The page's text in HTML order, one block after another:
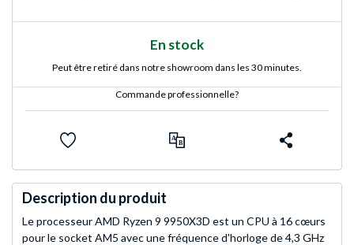
En stock
Peut être retiré dans notre showroom dans les 30 minutes.
Commande professionnelle?
Description du produit
Le processeur AMD Ryzen 9 9950X3D est un CPU à 16 cœurs
pour le socket AM5 avec une fréquence d'horloge de 4,3 GHz